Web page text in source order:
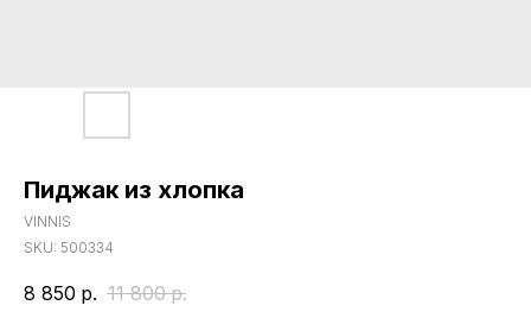
Пиджак из хлопка
VINNIS
SKU: 500334
8 850 р. 11 800 р.